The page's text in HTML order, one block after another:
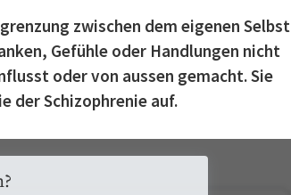
zwischen dem eigenen Selbst
Gefühle oder Handlungen nicht
oder von aussen gemacht. Sie
der Schizophrenie auf.